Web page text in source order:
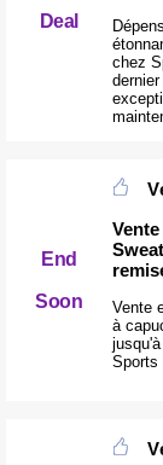
Deal
chez
End
Soon
Vente
à
Sports